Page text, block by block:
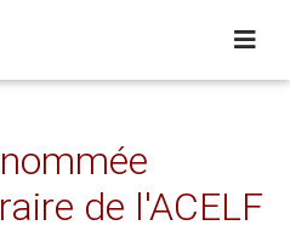
de l'ACELF